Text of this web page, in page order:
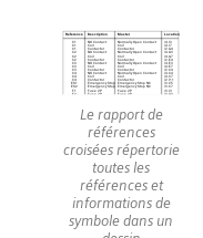
Le rapport de
références
croisées répertorie
toutes les
références et
informations de
symbole dans un